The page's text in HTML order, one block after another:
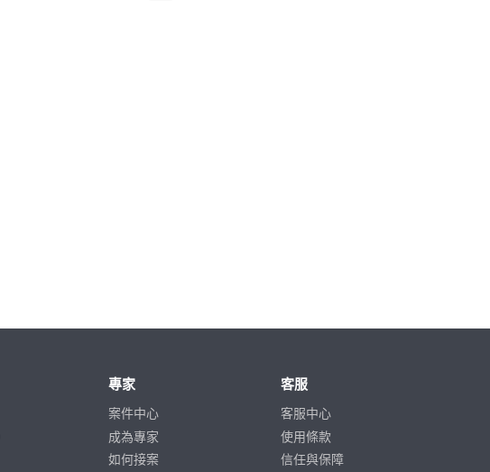
專家
案件中心
成為專家
如何接案
客服
客服中心
使用條款
信任與保障